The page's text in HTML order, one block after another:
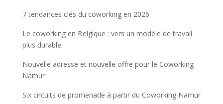
7 tendances clés du coworking en 2026
Le coworking en Belgique : vers un modèle de travail
plus durable
Nouvelle adresse et nouvelle offre pour le Coworking
Namur
Six circuits de promenade à partir du Coworking Namur